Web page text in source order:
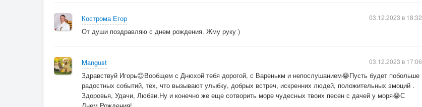
Кострома Егор
От души поздравляю с днем рождения. Жму руку )
03.12.2023 в 18:32
Mangust
Здравствуй Игорь😊Вообщем с Днюхой тебя дорогой, с Варенькм и непослушанием😂Пусть будет побольше
радостных событий, тех, что вызывают улыбку, добрых встреч, искренних людей, положительных эмоций .
Здоровья, Удачи, Любви.Ну и конечно же еще сотворить море чудесных твоих песен с дачей у моря😂С
03.12.2023 в 17:06